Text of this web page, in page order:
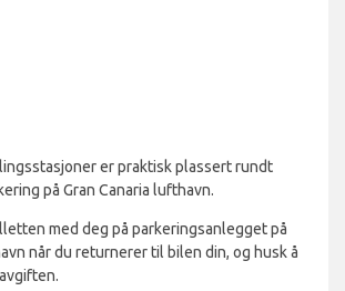
er praktisk plassert rundt
på Gran Canaria lufthavn.
med deg på parkeringsanlegget på
når du returnerer til bilen din, og husk å